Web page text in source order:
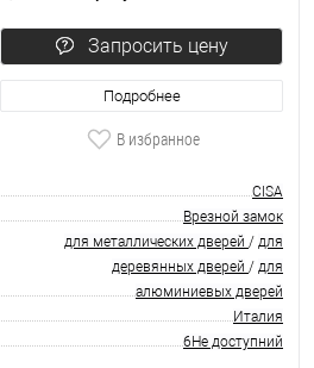
Запросить цену
Подробнее
В избранное
CISA
Врезной замок
для металлических дверей / для
деревянных дверей / для
алюминиевых дверей
Италия
6Не доступний